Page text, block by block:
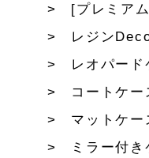
[プレミア
レジン
レオパード
コートケ
マットケー
ミラー付